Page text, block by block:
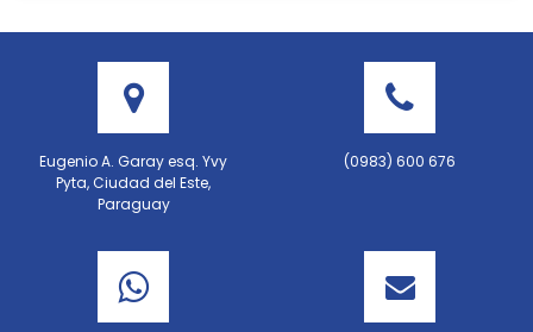
Eugenio A. Garay esq. Yvy
Pyta, Ciudad del Este,
Paraguay
(0983) 600 676